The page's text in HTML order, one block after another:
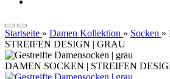
Startseite » Damen Kollektion » Socken »
STREIFEN DESIGN | GRAU
DAMEN SOCKEN | STREIFEN